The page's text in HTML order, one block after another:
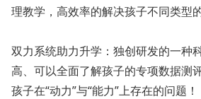
理教学，高效率的解决孩子不同类型
双力系统助力升学：独创研发的一种
高、可以全面了解孩子的专项数据测
孩子在“动力”与“能力”上存在的问题！